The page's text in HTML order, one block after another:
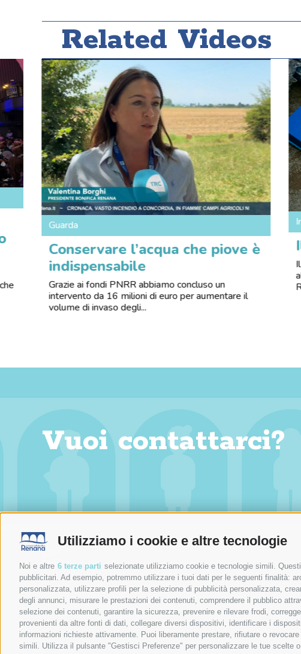
Utilizziamo i cookie e altre tecnologie
Noi e altre 6 terze parti selezionate utilizziamo cookie e tecnologie simili.
pubblicitari. Ad esempio, potremmo utilizzare i tuoi dati per le seguenti finalità:
personalizzata, utilizzare profili per la selezione di pubblicità personalizzata,
degli annunci, misurare le prestazioni dei contenuti, comprendere il pubblico
selezione dei contenuti, garantire la sicurezza, prevenire e rilevare frodi,
provenienti da altre fonti di dati, collegare diversi dispositivi, identificare i
informazioni richieste attivamente. Puoi liberamente prestare, rifiutare o
simili. Utilizza il pulsante "Gestisci Preferenze" per personalizzare le tue scelte
Related Videos
Guarda
Conservare l’acqua che piove è
indispensabile
Grazie ai fondi PNRR abbiamo concluso un
intervento da 16 milioni di euro per aumentare il
volume di invaso degli...
Vuoi contattarci?
Consorzio della Bonifica Renana
Via S. Stefano, 56 40125 Bologna (BO)
C.F. 91313990375 | PECbonificarenana@pec.it
Contatti